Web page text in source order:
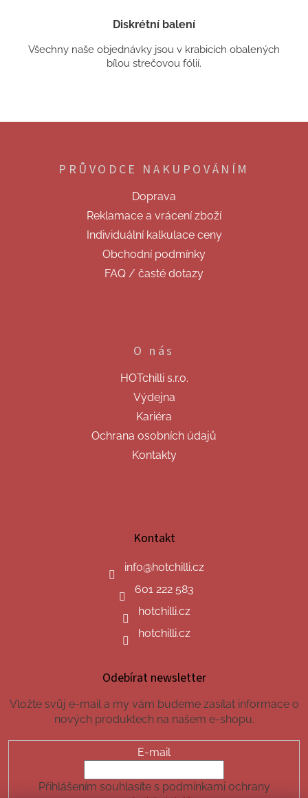
Diskrétní balení
Všechny naše objednávky jsou v krabicích obalených
bílou strečovou fólií.
PRŮVODCE NAKUPOVÁNÍM
Doprava
Reklamace a vrácení zboží
Individuální kalkulace ceny
Obchodní podmínky
FAQ / časté dotazy
O nás
HOTchilli s.r.o.
Výdejna
Kariéra
Ochrana osobních údajů
Kontakty
Kontakt
info@hotchilli.cz
601 222 583
hotchilli.cz
hotchilli.cz
Odebírat newsletter
Vložte svůj e-mail a my vám budeme zasílat informace o
nových produktech na našem e-shopu.
E-mail
Přihlášením souhlasíte s podmínkami ochrany